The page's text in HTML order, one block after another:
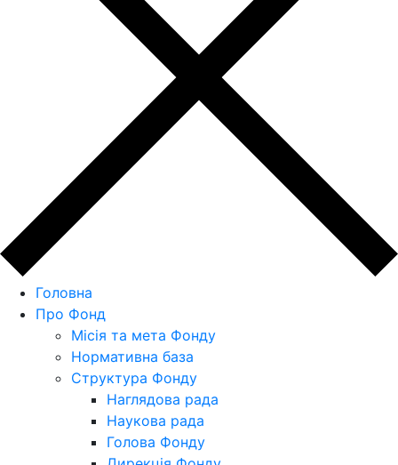
Головна
Про Фонд
Місія та мета Фонду
Нормативна база
Структура Фонду
Наглядова рада
Наукова рада
Голова Фонду